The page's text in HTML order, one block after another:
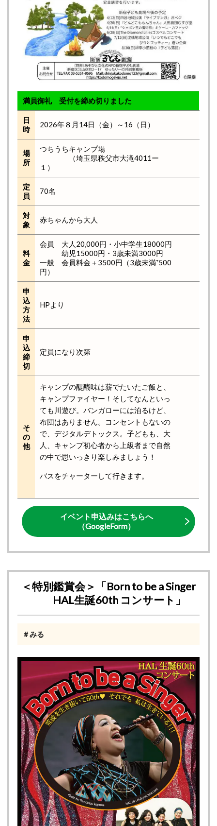
満員御礼 受付を締め切りました
日
時
2026年８月14日（金）～16（日）
場
所
つちうちキャンプ場
（埼玉県秩父市大滝4011ー
１）
定
員
70名
対
象
赤ちゃんから大人
料
金
会員 大人20,000円・小中学生18000円
幼児15000円・3歳未満3000円
一般 会員料金＋3500円（3歳未満⁺500
円）
申
込
方
法
HPより
申
込
締
切
定員になり次第
そ
の
他
キャンプの醍醐味は薪でたいたご飯と、
キャンプファイヤー！そしてなんといっ
ても川遊び。バンガローには泊るけど、
布団はありません。コンセントもないの
で、デジタルデトックス。子どもも、大
人、キャンプ初心者から上級者まで自然
の中で思いっきり楽しみましょう！
バスをチャーターして行きます。
イベント申込みはこちらへ
（GoogleForm）
＜特別鑑賞会＞「Born to be a Singer
HAL生誕60th コンサート」
＃みる